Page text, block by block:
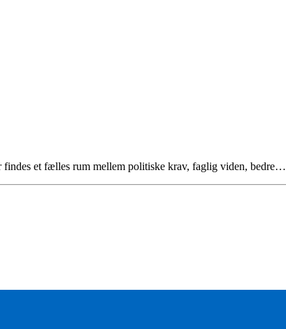
findes et fælles rum mellem politiske krav, faglig viden, bedre…